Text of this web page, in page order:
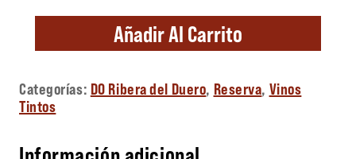
Añadir Al Carrito
Categorías: DO Ribera del Duero, Reserva, Vinos
Tintos